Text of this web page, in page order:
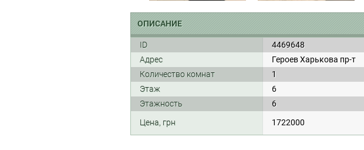
ОПИСАНИЕ
ID 4469648
Адрес
Героев Харькова пр-т
Количество комнат
1
Этаж
6
Этажность
6
Цена, грн
1722000